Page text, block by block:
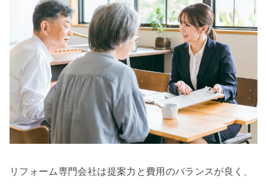
リフォーム専門会社は提案力と費用のバランスが良く、